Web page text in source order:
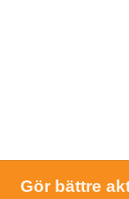
Gör bättre